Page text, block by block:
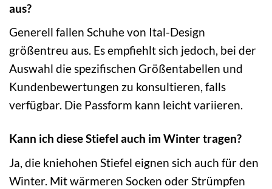
aus?
Generell fallen Schuhe von Ital-Design
größentreu aus. Es empfiehlt sich jedoch, bei der
Auswahl die spezifischen Größentabellen und
Kundenbewertungen zu konsultieren, falls
verfügbar. Die Passform kann leicht variieren.
Kann ich diese Stiefel auch im Winter tragen?
Ja, die kniehohen Stiefel eignen sich auch für den
Winter. Mit wärmeren Socken oder Strümpfen